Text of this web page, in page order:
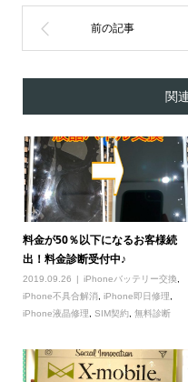
関
料金が50％以下になるお客様続
出！料金診断受付中♪
2019.09.26 iPhoneバッテリー交換
iPhone不具合解消, iPhone即日修理
iPhone液晶修理
SIM契約, 無料診断